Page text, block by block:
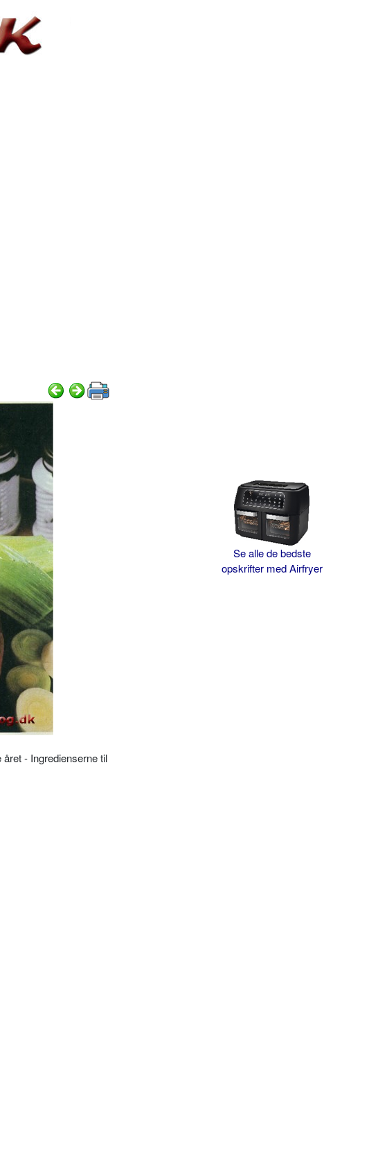
- Ingredienserne til
Se alle de bedste
opskrifter med Airfryer